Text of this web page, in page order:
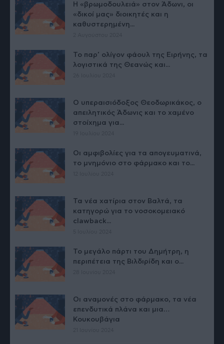
Η «βρωμοδουλειά» στον Άδωνι, οι
«δικοί μας» διοικητές και η
καθυστερημένη...
Το παρ’ ολίγον φάουλ της Ειρήνης, τα
λογιστικά της Θεανώς και...
Ο υπεραισιόδοξος Θεοδωρικάκος, ο
απειλητικός Άδωνις και το χαμένο
στοίχημα για...
Οι αμφιβολίες για τα απογευματινά,
το μνημόνιο στο φάρμακο και το...
Τα νέα χατίρια στον Βαλτά, τα
κατηγορώ για το νοσοκομειακό
clawback...
Το μεγάλο πάρτι του Δημήτρη, η
περιπέτεια της Βιλδιρίδη και ο...
Οι αναμονές στο φάρμακο, τα νέα
επενδυτικά πλάνα και μια…
Κουκουβάγια